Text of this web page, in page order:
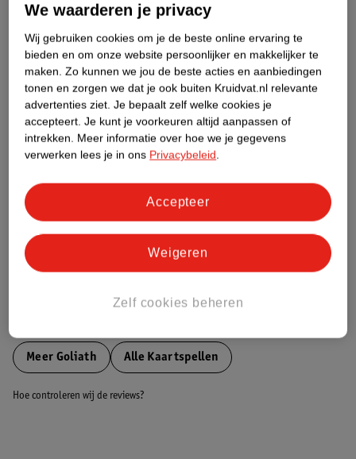
Over dit product
Productinformatie
Etiketinformatie
Nature Impact Score
Dit product heeft (nog) geen Nature
Impact Score.
Meer informatie
Bestel & Bezorginformatie
Meer Goliath Alle Kaartspellen
Hoe controleren wij de reviews?
We waarderen je privacy
Wij gebruiken cookies om je de beste online ervaring te
bieden en om onze website persoonlijker en makkelijker te
maken. Zo kunnen we jou de beste acties en aanbiedingen
tonen en zorgen we dat je ook buiten Kruidvat.nl relevante
advertenties ziet. Je bepaalt zelf welke cookies je
accepteert. Je kunt je voorkeuren altijd aanpassen of
intrekken. Meer informatie over hoe we je gegevens
verwerken lees je in ons Privacybeleid.
Zelf cookies beheren
Weigeren
Accepteer